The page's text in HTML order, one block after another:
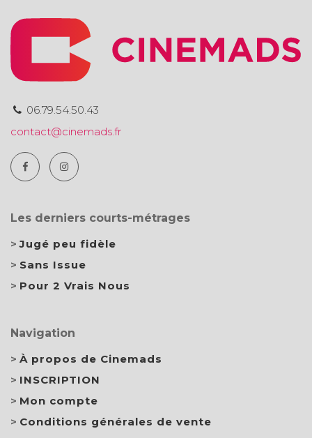
06.79.54.50.43
contact@cinemads.fr
Les derniers courts-métrages
Jugé peu fidèle
Sans Issue
Pour 2 Vrais Nous
Navigation
À propos de Cinemads
INSCRIPTION
Mon compte
Conditions générales de vente